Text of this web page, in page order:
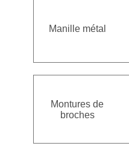
Manille métal
Montures de
broches